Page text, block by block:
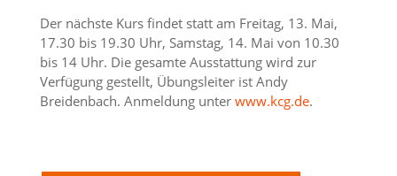
Der nächste Kurs findet statt am Freitag, 13. Mai,
17.30 bis 19.30 Uhr, Samstag, 14. Mai von 10.30
bis 14 Uhr. Die gesamte Ausstattung wird zur
Verfügung gestellt, Übungsleiter ist Andy
Breidenbach. Anmeldung unter www.kcg.de.